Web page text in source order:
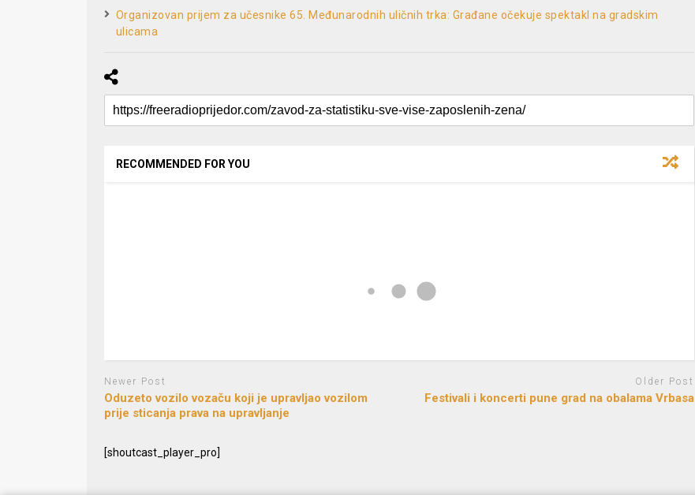
Organizovan prijem za učesnike 65. Međunarodnih uličnih trka: Građane očekuje spektakl na gradskim
ulicama
RECOMMENDED FOR YOU
Newer Post
Oduzeto vozilo vozaču koji je upravljao vozilom
prije sticanja prava na upravljanje
Older Post
Festivali i koncerti pune grad na obalama Vrbasa
[shoutcast_player_pro]